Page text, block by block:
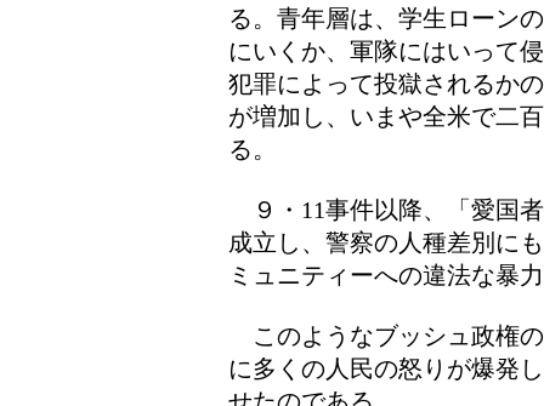
る。青年層は、学生ローン
にいくか、軍隊にはいって
犯罪によって投獄されるか
が増加し、いまや全米で二
る。
９・11事件以降、「愛国
成立し、警察の人種差別に
ミュニティーへの違法な暴
このようなブッシュ政権
に多くの人民の怒りが爆発